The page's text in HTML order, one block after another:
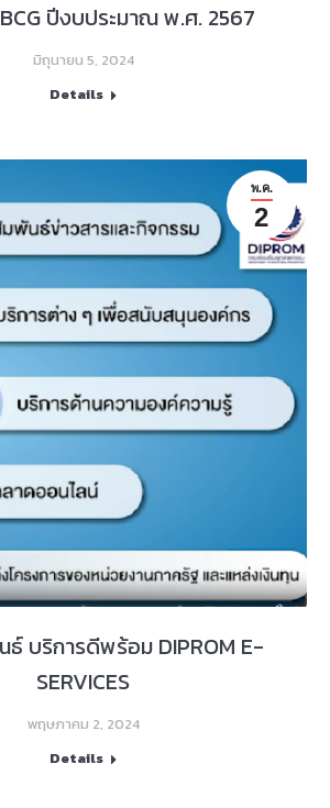
ปีงบประมาณ พ.ศ. 2567
มิถุนายน 5, 2024
Details
พ.ค.
2
ธ์ บริการดีพร้อม DIPROM E-
SERVICES
พฤษภาคม 2, 2024
Details